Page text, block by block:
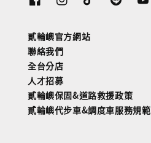
貳輪嶼官方網站
聯絡我們
全台分店
人才招募
貳輪嶼保固&道路救援政策
貳輪嶼代步車&調度車服務規範